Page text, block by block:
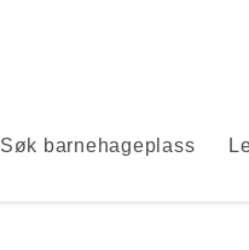
Søk barnehageplass